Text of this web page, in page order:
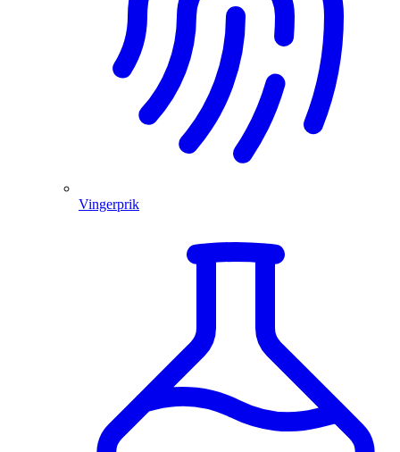
Vingerprik